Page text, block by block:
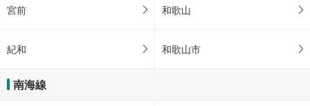
宮前 和歌山
紀和 和歌山市
南海線